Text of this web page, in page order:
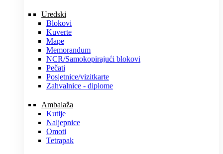
Uredski
Blokovi
Kuverte
Mape
Memorandum
NCR/Samokopirajući blokovi
Pečati
Posjetnice/vizitkarte
Zahvalnice - diplome
Ambalaža
Kutije
Naljepnice
Omoti
Tetrapak